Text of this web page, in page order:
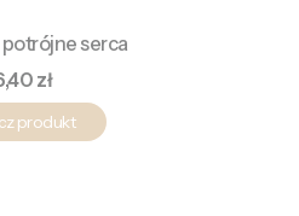
serca
zł
produkt